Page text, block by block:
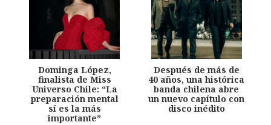
Dominga López,
finalista de Miss
Universo Chile: “La
preparación mental
sí es la más
importante”
Después de más de
40 años, una histórica
banda chilena abre
un nuevo capítulo con
disco inédito